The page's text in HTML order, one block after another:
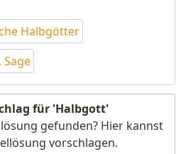
Halbgötter
für 'Halbgott'
gefunden? Hier kannst
vorschlagen.